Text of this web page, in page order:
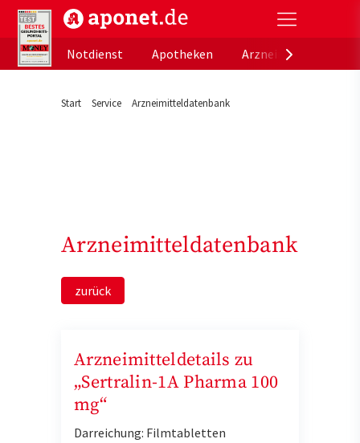
aponet.de - Das offizielle Gesundheitsportal der
Notdienst
Apotheken
Start Service Arzneimitteldatenbank
Arzneimitteldatenbank
zurück
Arzneimitteldetails zu
„Sertralin-1A Pharma 100
mg“
Darreichung: Filmtabletten